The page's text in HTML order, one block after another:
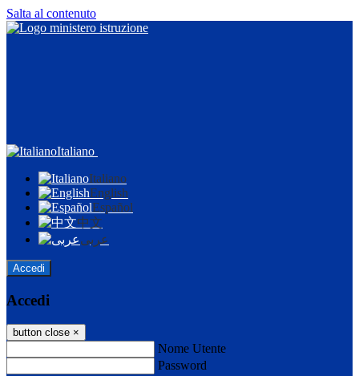
Salta al contenuto
Italiano
Italiano
English
Español
中文
عربى
Accedi
Accedi
button close ×
Nome Utente
Password